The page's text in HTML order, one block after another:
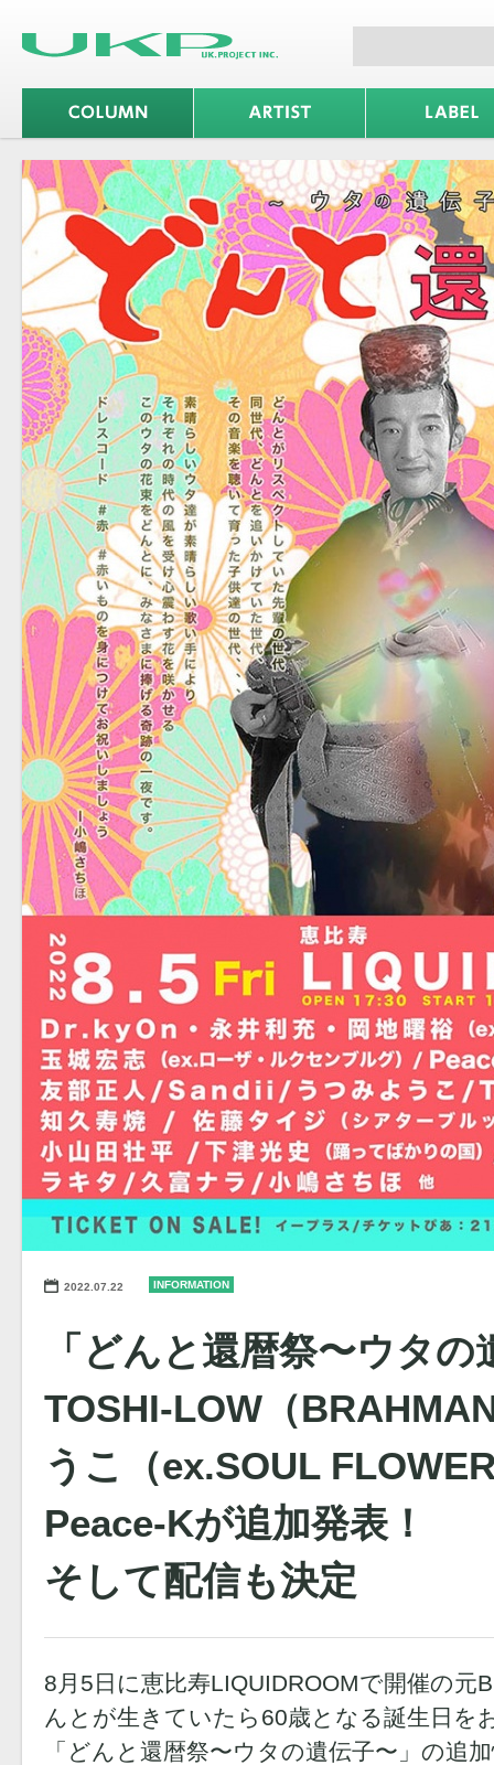
2022.07.22 INFORMATION
「どんと還暦祭〜ウタの
TOSHI-LOW（
うこ（ex.SOUL
Peace-Kが追加発表！
そして配信も決定
8月5日に恵比寿LIQUIDROOMで開催の元
んとが生きていたら60歳となる誕生日を
「どんと還暦祭〜ウタの遺伝子〜」の追